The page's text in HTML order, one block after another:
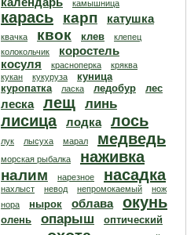
камышница
карась карп катушка
квачка квок клев
клепец
колокольчик
коростель
косуля
красноперка
кряква
кукан
кукуруза
куница
куропатка
ласка ледобур лес
леска лещ линь
лисица лодка лось
лук лысуха марал медведь
морская рыбалка наживка
налим нарезное насадка
нахлыст невод непромокаемый
нож
нора
нырок облава окунь
олень опарыш
оптический